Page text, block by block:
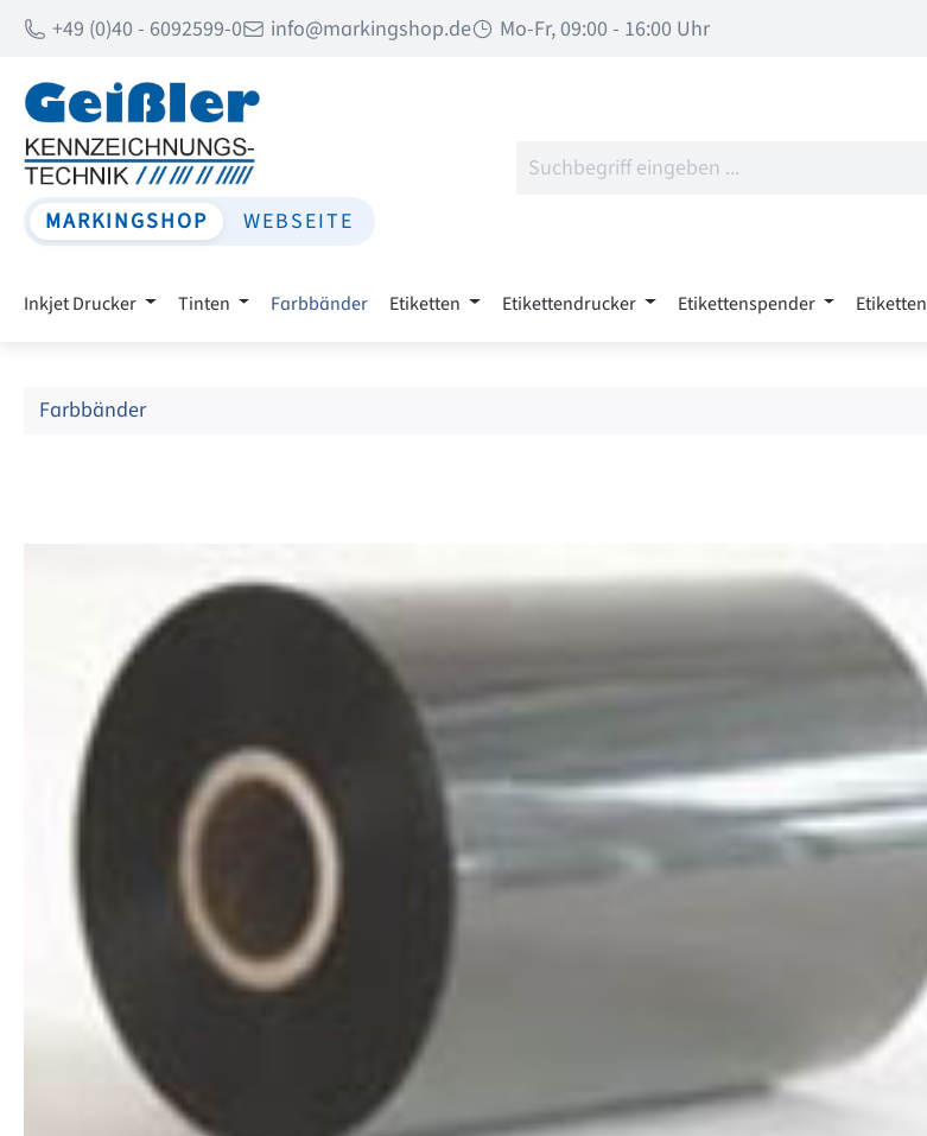
Hauptinhalt springen
Zur Suche springen
Zur Hauptnavigation springen
+49 (0)40 - 6092599-0 info@markingshop.de Mo-Fr, 09:00 - 16:00 Uhr
MARKINGSHOP WEBSEITE
Inkjet Drucker Tinten Farbbänder Etiketten Etikettendrucker Etikettenspender
Farbbänder